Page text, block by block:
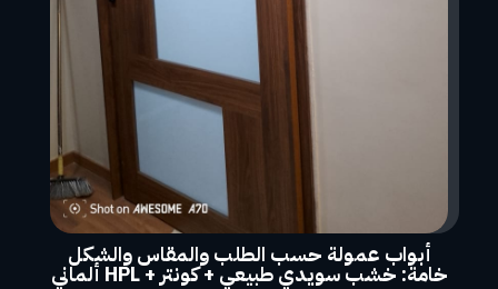
أبواب عمولة حسب الطلب والمقاس والشكل
خامة: خشب سويدي طبيعي + كونتر + HPL ألماني